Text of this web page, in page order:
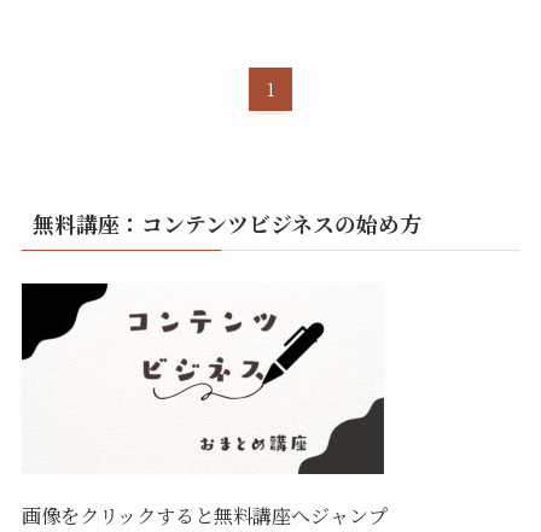
1
無料講座：コンテンツビジネスの始め方
画像をクリックすると無料講座へジャンプ